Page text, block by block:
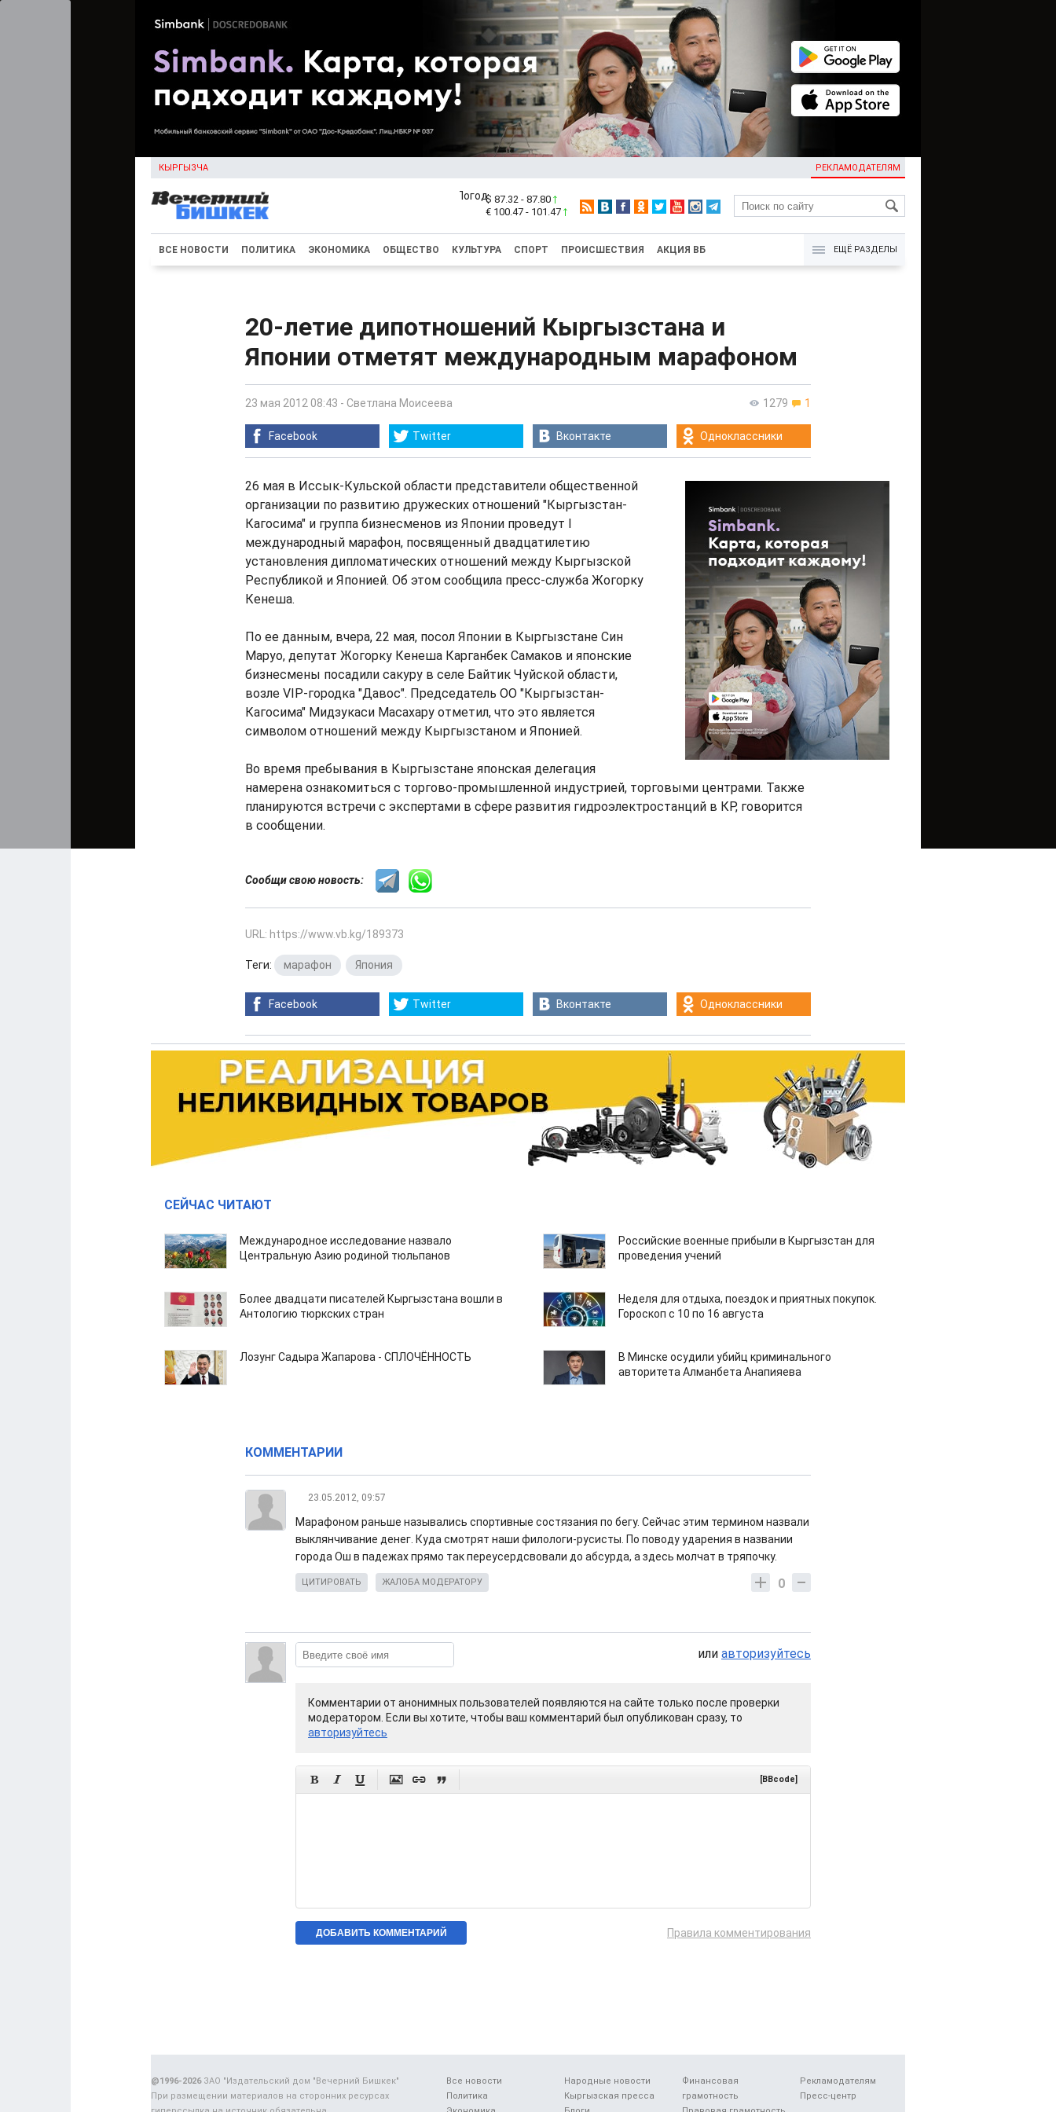
КЫРГЫЗЧА РЕКЛАМОДАТЕЛЯМ
KG
$ 87.32 - 87.80
€ 100.47 - 101.47
ВСЕ НОВОСТИ ПОЛИТИКА ЭКОНОМИКА ОБЩЕСТВО КУЛЬТУРА СПОРТ ПРОИСШЕСТВИЯ АКЦИЯ ВБ ЕЩЁ РАЗДЕЛЫ
20-летие дипотношений Кыргызстана и
Японии отметят международным марафоном
1279 1
23 мая 2012 08:43 - Светлана Моисеева
Facebook Twitter Вконтакте Одноклассники
26 мая в Иссык-Кульской области представители общественной
организации по развитию дружеских отношений "Кыргызстан-
Кагосима" и группа бизнесменов из Японии проведут I
международный марафон, посвященный двадцатилетию
установления дипломатических отношений между Кыргызской
Республикой и Японией. Об этом сообщила пресс-служба Жогорку
Кенеша.
По ее данным, вчера, 22 мая, посол Японии в Кыргызстане Син
Маруо, депутат Жогорку Кенеша Карганбек Самаков и японские
бизнесмены посадили сакуру в селе Байтик Чуйской области,
возле VIP-городка "Давос". Председатель ОО "Кыргызстан-
Кагосима" Мидзукаси Масахару отметил, что это является
символом отношений между Кыргызстаном и Японией.
Во время пребывания в Кыргызстане японская делегация
намерена ознакомиться с торгово-промышленной индустрией, торговыми центрами. Также
планируются встречи с экспертами в сфере развития гидроэлектростанций в КР, говорится
в сообщении.
Сообщи свою новость:
URL: https://www.vb.kg/189373
Теги: марафон Япония
Facebook Twitter Вконтакте Одноклассники
СЕЙЧАС ЧИТАЮТ
Международное исследование назвало
Центральную Азию родиной тюльпанов
Российские военные прибыли в Кыргызстан для
проведения учений
Более двадцати писателей Кыргызстана вошли в
Антологию тюркских стран
Неделя для отдыха, поездок и приятных покупок.
Гороскоп с 10 по 16 августа
Лозунг Садыра Жапарова - СПЛОЧЁННОСТЬ
В Минске осудили убийц криминального
авторитета Алманбета Анапияева
КОММЕНТАРИИ
23.05.2012, 09:57
Марафоном раньше назывались спортивные состязания по бегу. Сейчас этим термином назвали
выклянчивание денег. Куда смотрят наши филологи-русисты. По поводу ударения в названии
города Ош в падежах прямо так переусердсвовали до абсурда, а здесь молчат в тряпочку.
0
ЦИТИРОВАТЬ ЖАЛОБА МОДЕРАТОРУ
или авторизуйтесь
Комментарии от анонимных пользователей появляются на сайте только после проверки
модератором. Если вы хотите, чтобы ваш комментарий был опубликован сразу, то
авторизуйтесь
      [BBcode]
Правила комментирования
Все новости
Политика
Народные новости
Кыргызская пресса
Финансовая
грамотность
Рекламодателям
Пресс-центр
@1996-2026ЗАО "Издательский дом "Вечерний Бишкек"
При размещении материалов на сторонних ресурсах